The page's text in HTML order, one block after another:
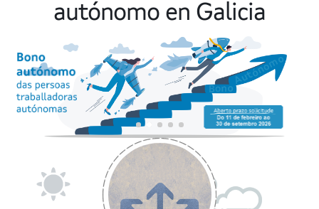
apoiar
fomentar
axudar
mellorar
autónomo en Galicia